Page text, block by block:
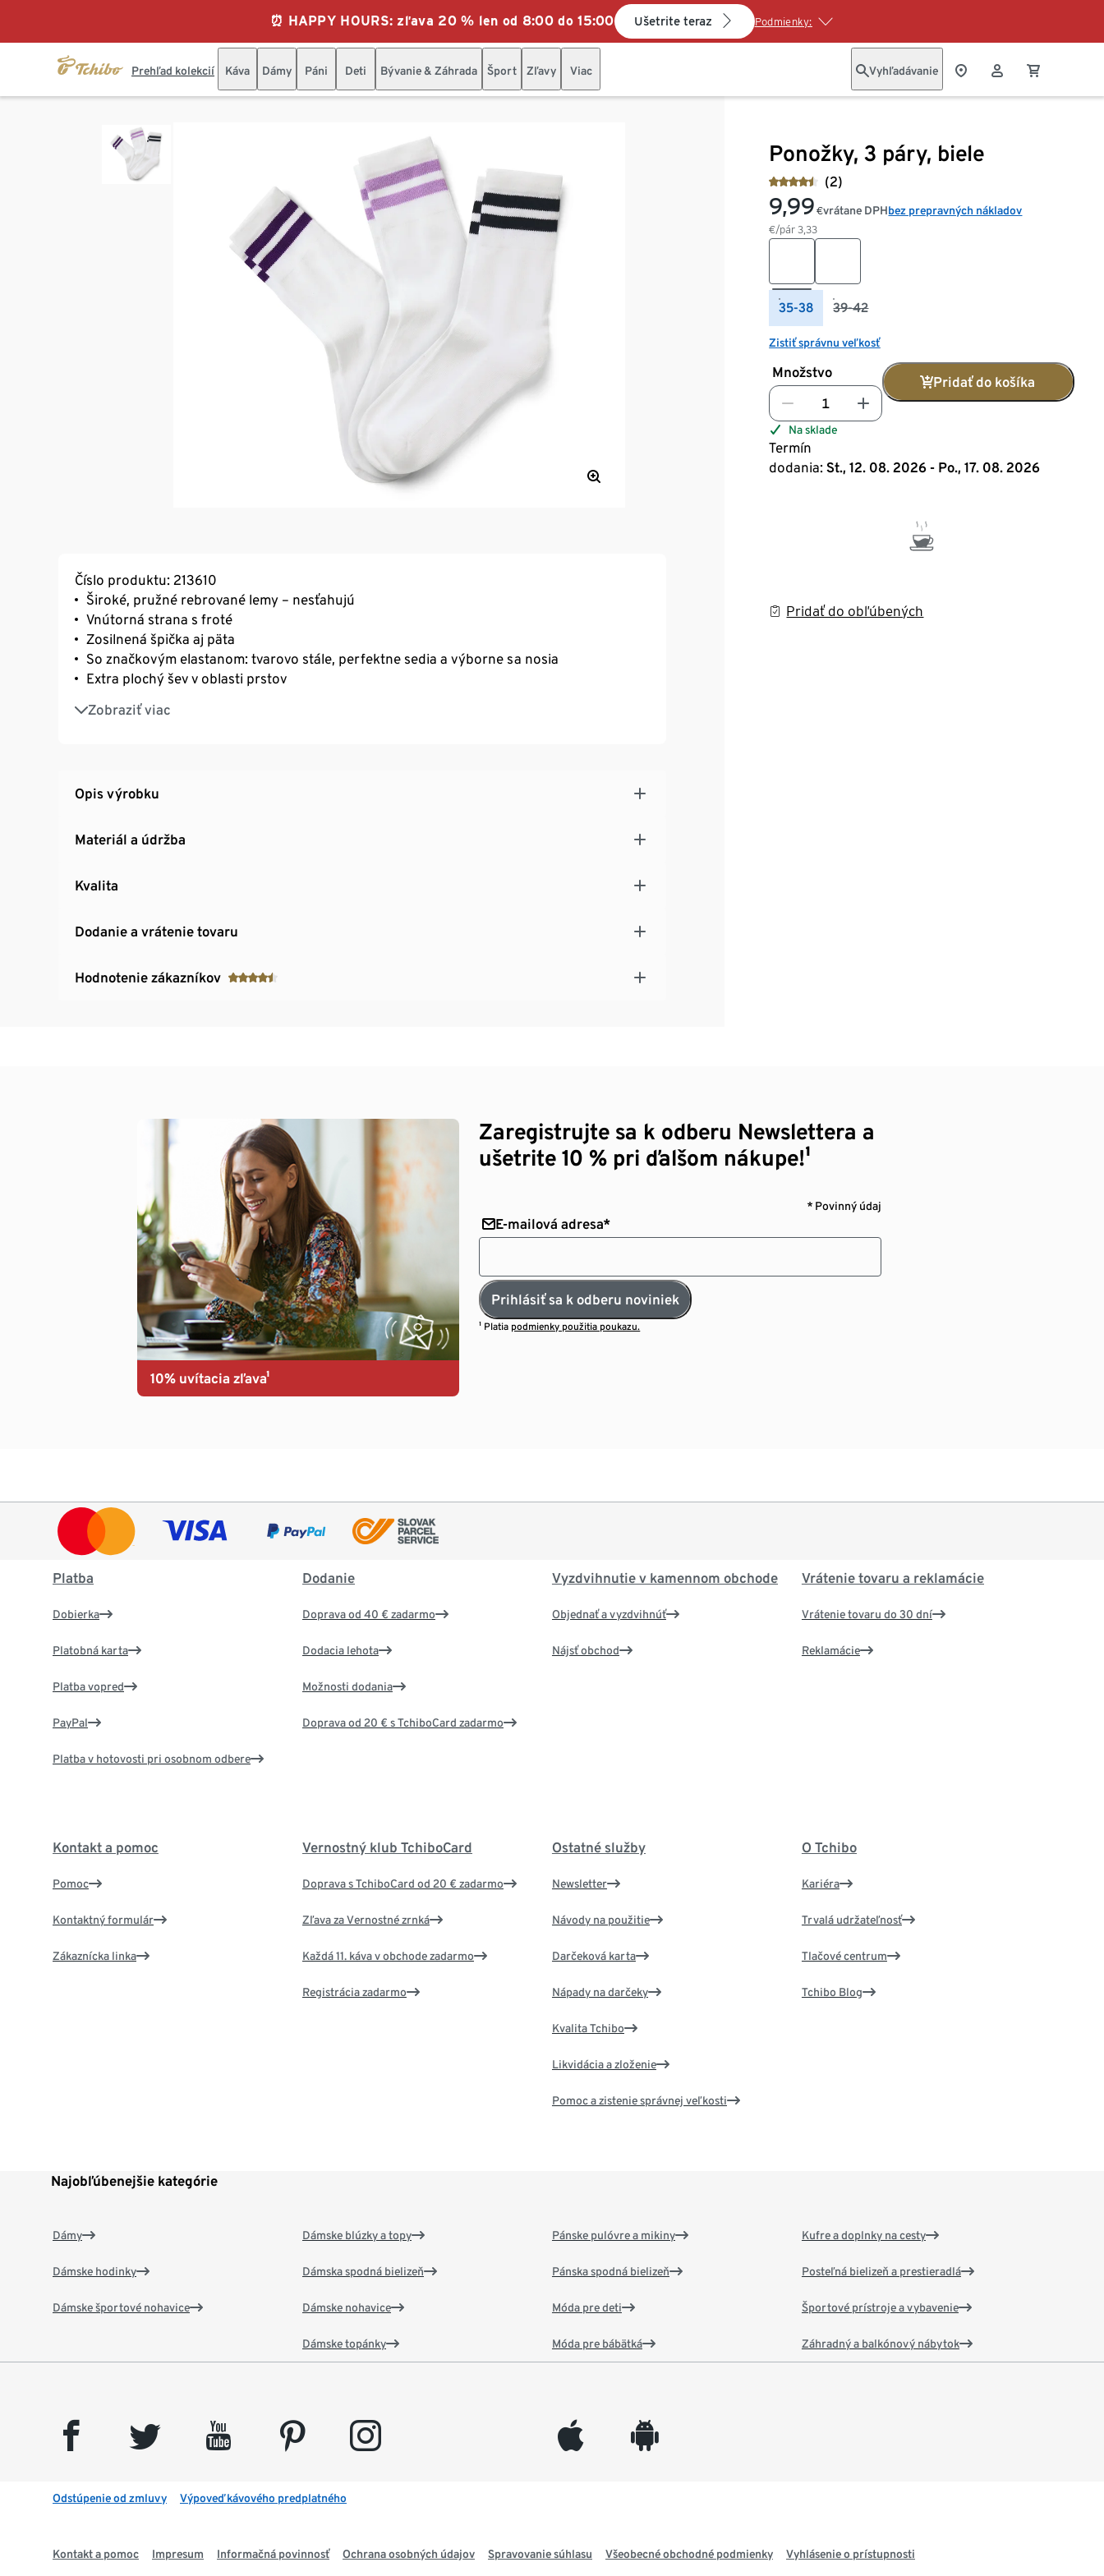
⏰ HAPPY HOURS: zľava 20 % len od 8:00 do 15:00 Ušetrite teraz Podmienky:
Prehľad kolekcií Káva Dámy Páni Deti Bývanie & Záhrada Šport Zľavy Viac Vyhľadávanie
Ponožky, 3 páry, biele
(2)
9,99 €
€/pár3,33
vrátane DPHbez prepravných nákladov
35-38 39-42
Zistiť správnu veľkosť
Množstvo
Pridať do košíka
Na sklade
Termín
dodania: St., 12. 08. 2026 - Po., 17. 08. 2026
Pridať do obľúbených
Číslo produktu: 213610
Široké, pružné rebrované lemy – nesťahujú
Vnútorná strana s froté
Zosilnená špička aj päta
So značkovým elastanom: tvarovo stále, perfektne sedia a výborne sa nosia
Extra plochý šev v oblasti prstov
Zobraziť viac
S biobavlnou
Tieto ponožky chránia vodné zdroje.
Opis výrobku
Materiál a údržba
Kvalita
Dodanie a vrátenie tovaru
Hodnotenie zákazníkov
10% uvítacia zľava¹
Zaregistrujte sa k odberu Newslettera a
ušetrite 10 % pri ďalšom nákupe!¹
* Povinný údaj
E-mailová adresa*
Prihlásiť sa k odberu noviniek
¹ Platia podmienky použitia poukazu.
Platba
Dobierka
Platobná karta
Platba vopred
PayPal
Platba v hotovosti pri osobnom odbere
Dodanie
Doprava od 40 € zadarmo
Dodacia lehota
Možnosti dodania
Doprava od 20 € s TchiboCard zadarmo
Vyzdvihnutie v kamennom obchode
Objednať a vyzdvihnúť
Nájsť obchod
Vrátenie tovaru a reklamácie
Vrátenie tovaru do 30 dní
Reklamácie
Kontakt a pomoc
Pomoc
Kontaktný formulár
Zákaznícka linka
Vernostný klub TchiboCard
Doprava s TchiboCard od 20 € zadarmo
Zľava za Vernostné zrnká
Každá 11. káva v obchode zadarmo
Registrácia zadarmo
Ostatné služby
Newsletter
Návody na použitie
Darčeková karta
Nápady na darčeky
Kvalita Tchibo
Likvidácia a zloženie
Pomoc a zistenie správnej veľkosti
O Tchibo
Kariéra
Trvalá udržateľnosť
Tlačové centrum
Tchibo Blog
Najobľúbenejšie kategórie
Dámy
Dámske hodinky
Dámske športové nohavice
Dámske blúzky a topy
Dámska spodná bielizeň
Dámske nohavice
Dámske topánky
Pánske pulóvre a mikiny
Pánska spodná bielizeň
Móda pre deti
Móda pre bábätká
Kufre a doplnky na cesty
Posteľná bielizeň a prestieradlá
Športové prístroje a vybavenie
Záhradný a balkónový nábytok
facebook twitter youtube pinterest instagram appleinc android
Odstúpenie od zmluvy Výpoveď kávového predplatného
Kontakt a pomoc Impresum Informačná povinnosť Ochrana osobných údajov Spravovanie súhlasu Všeobecné obchodné podmienky Vyhlásenie o prístupnosti